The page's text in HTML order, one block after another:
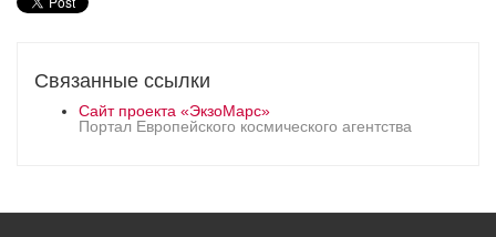
Связанные ссылки
Сайт проекта «ЭкзоМарс»
Портал Европейского космического агентства